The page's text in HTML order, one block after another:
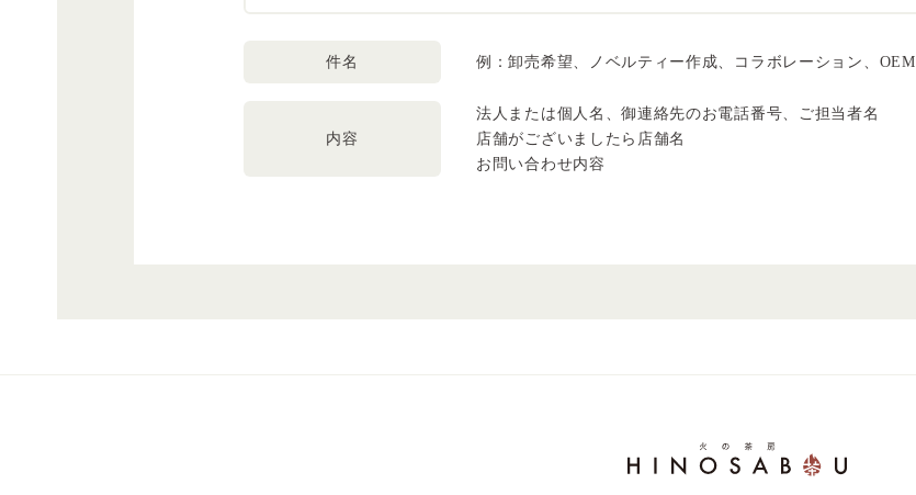
件名 例：卸売希望、ノベルティー作成、コラボレーション、OEM
内容
法人または個人名、御連絡先のお電話番号、ご担当者名
店舗がございましたら店舗名
お問い合わせ内容